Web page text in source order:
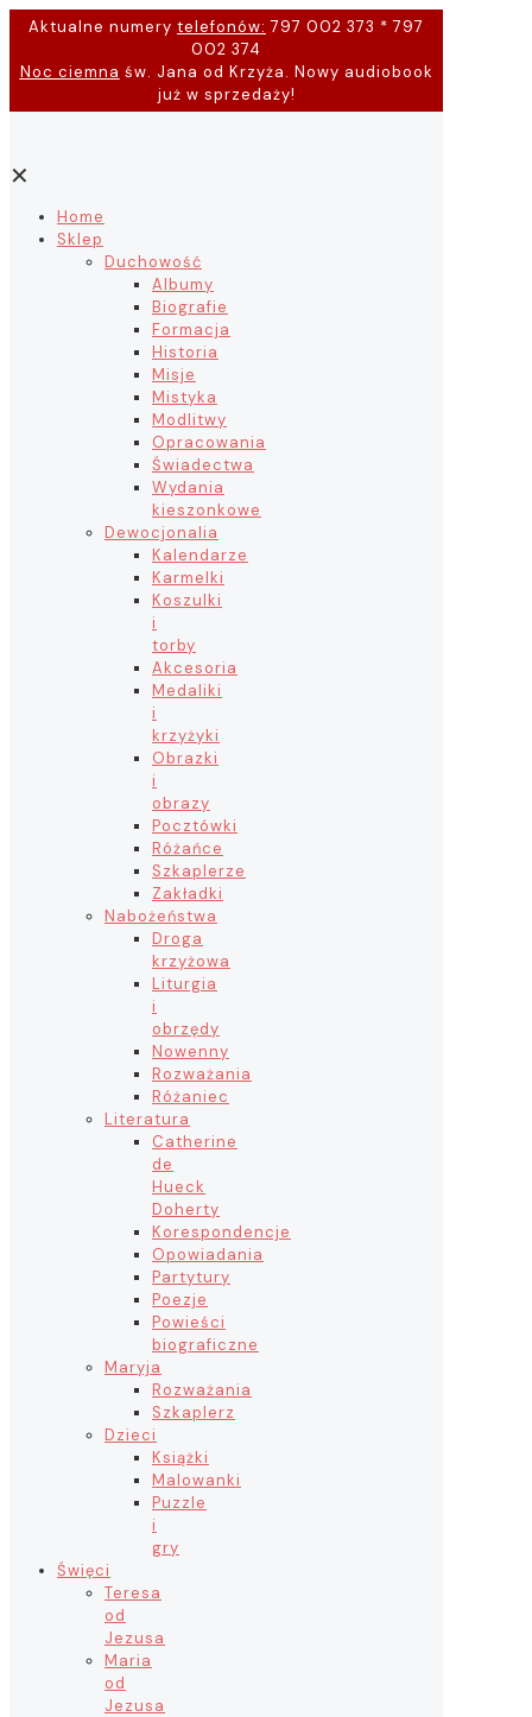
Aktualne numery telefonów: 797 002 373 * 797
002 374
Noc ciemna św. Jana od Krzyża. Nowy audiobook
już w sprzedaży!
✕
Home
Sklep
Duchowość
Albumy
Biografie
Formacja
Historia
Misje
Mistyka
Modlitwy
Opracowania
Świadectwa
Wydania
kieszonkowe
Dewocjonalia
Kalendarze
Karmelki
Koszulki
i
torby
Akcesoria
Medaliki
i
krzyżyki
Obrazki
i
obrazy
Pocztówki
Różańce
Szkaplerze
Zakładki
Nabożeństwa
Droga
krzyżowa
Liturgia
i
obrzędy
Nowenny
Rozważania
Różaniec
Literatura
Catherine
de
Hueck
Doherty
Korespondencje
Opowiadania
Partytury
Poezje
Powieści
biograficzne
Maryja
Rozważania
Szkaplerz
Dzieci
Książki
Malowanki
Puzzle
i
gry
Święci
Teresa
od
Jezusa
Maria
od
Jezusa